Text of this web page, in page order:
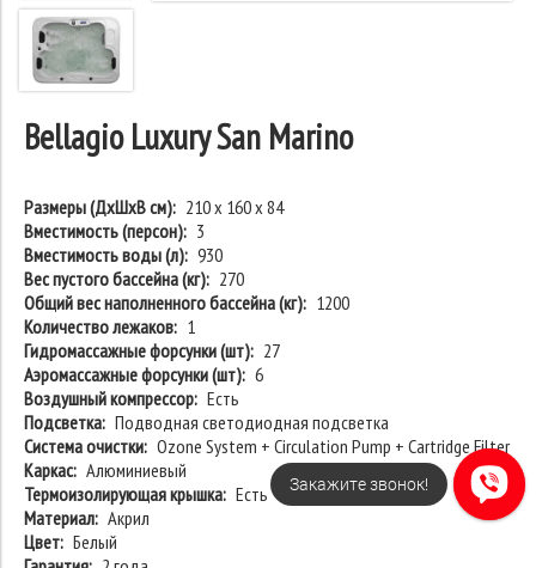
Bellagio Luxury San Marino
Размеры (ДхШхВ см): 210 х 160 х 84
Вместимость (персон): 3
Вместимость воды (л): 930
Вес пустого бассейна (кг): 270
Общий вес наполненного бассейна (кг): 1200
Количество лежаков: 1
Гидромассажные форсунки (шт): 27
Аэромассажные форсунки (шт): 6
Воздушный компрессор: Есть
Подсветка: Подводная светодиодная подсветка
Система очистки: Ozone System + Circulation Pump + Cartridge Filter
Каркас: Алюминиевый
Термоизолирующая крышка: Есть
Материал: Акрил
Цвет: Белый
Закажите звонок!